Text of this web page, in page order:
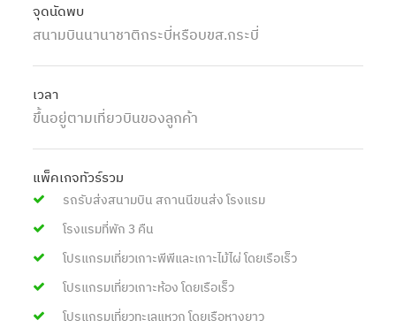
จุดนัดพบ
สนามบินนานาชาติกระบี่หรือบขส.กระบี่
เวลา
ขึ้นอยู่ตามเที่ยวบินของลูกค้า
แพ็คเกจทัวร์รวม
รถรับส่งสนามบิน สถานนีขนส่ง โรงแรม
โรงแรมที่พัก 3 คืน
โปรแกรมเที่ยวเกาะพีพีและเกาะไม้ไผ่ โดยเรือเร็ว
โปรแกรมเที่ยวเกาะห้อง โดยเรือเร็ว
โปรแกรมเที่ยวทะเลแหวก โดยเรือหางยาว